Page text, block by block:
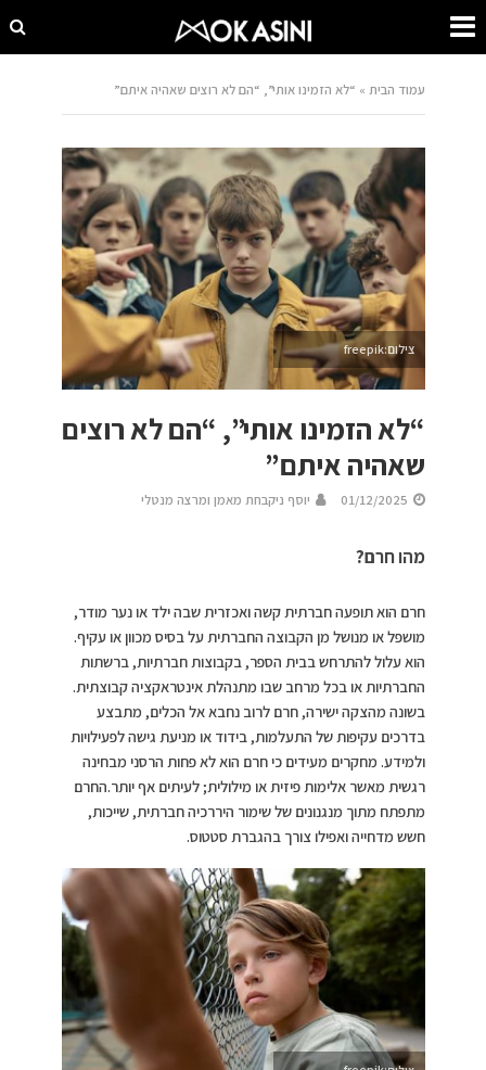
עמוד הבית » “לא הזמינו אותי”, “הם לא רוצים שאהיה איתם”
צילום:freepik
“לא הזמינו אותי”, “הם לא רוצים
שאהיה איתם”
01/12/2025 יוסף ניקבחת מאמן ומרצה מנטלי
מהו חרם?
חרם הוא תופעה חברתית קשה ואכזרית שבה ילד או נער מודר,
מושפל או מנושל מן הקבוצה החברתית על בסיס מכוון או עקיף.
הוא עלול להתרחש בבית הספר, בקבוצות חברתיות, ברשתות
החברתיות או בכל מרחב שבו מתנהלת אינטראקציה קבוצתית.
בשונה מהצקה ישירה, חרם לרוב נחבא אל הכלים, מתבצע
בדרכים עקיפות של התעלמות, בידוד או מניעת גישה לפעילויות
ולמידע. מחקרים מעידים כי חרם הוא לא פחות הרסני מבחינה
רגשית מאשר אלימות פיזית או מילולית; לעיתים אף יותר.החרם
מתפתח מתוך מנגנונים של שימור היררכיה חברתית, שייכות,
חשש מדחייה ואפילו צורך בהגברת סטטוס.